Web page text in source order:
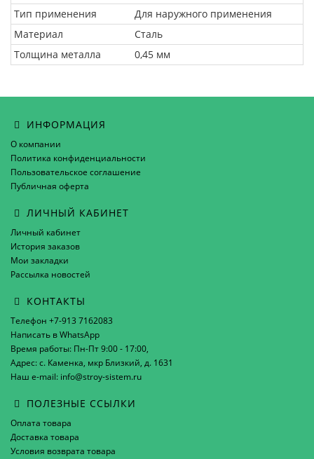
Тип применения
Для наружного применения
Материал
Сталь
Толщина металла
0,45 мм
ИНФОРМАЦИЯ
О компании
Политика конфиденциальности
Пользовательское соглашение
Публичная оферта
ЛИЧНЫЙ КАБИНЕТ
Личный кабинет
История заказов
Мои закладки
Рассылка новостей
КОНТАКТЫ
Телефон +7-913 7162083
Написать в WhatsApp
Время работы: Пн-Пт 9:00 - 17:00,
Адрес: с. Каменка, мкр Близкий, д. 1631
Наш e-mail: info@stroy-sistem.ru
ПОЛЕЗНЫЕ ССЫЛКИ
Оплата товара
Доставка товара
Условия возврата товара